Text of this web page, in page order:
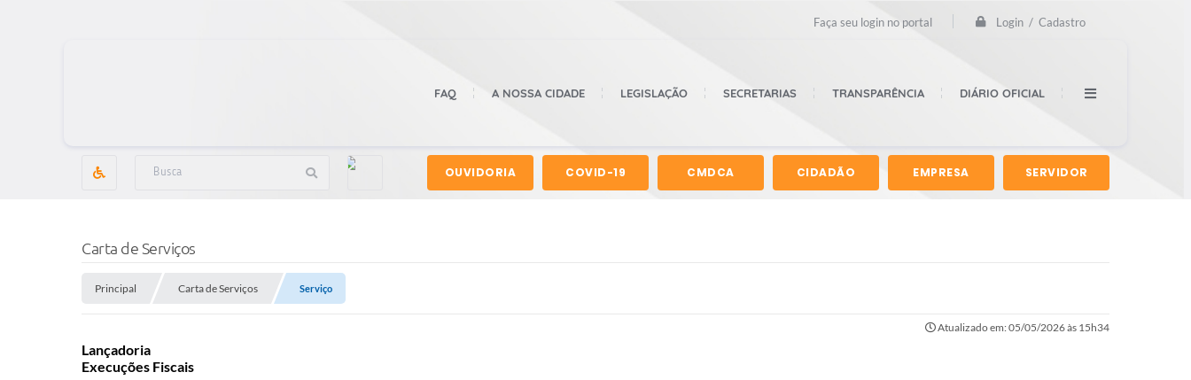
Faça seu login no portal Login / Cadastro
FAQ A NOSSA CIDADE LEGISLAÇÃO SECRETARIAS TRANSPARÊNCIA DIÁRIO OFICIAL
OUVIDORIA COVID-19 CMDCA CIDADÃO EMPRESA SERVIDOR
Carta de Serviços
Principal Carta de Serviços Serviço
Atualizado em: 05/05/2026 às 15h34
Lançadoria
Execuções Fiscais